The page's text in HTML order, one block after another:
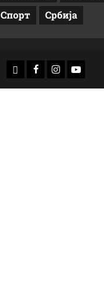
Спорт Србија
доwнлоад
Фацебоок
Инстаграм
Yоутубе